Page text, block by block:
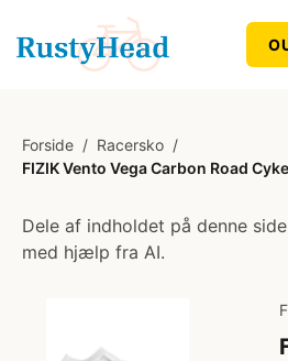
Forside / Racersko /
FIZIK Vento Vega Carbon Road
Dele af indholdet på denne
med hjælp fra AI.